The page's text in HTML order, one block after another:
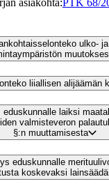
asiakohta:PTK 68/
ulko-
liiallisen alijäämän
eduskunnalle laiksi
valmisteveron
§:n muuttamisesta
eduskunnalle
koskevaksi